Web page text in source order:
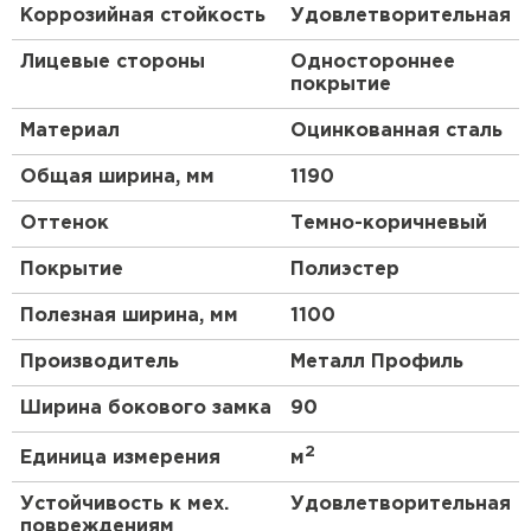
параметров металлопроката с покрытием
Полиэстер до 10 лет*.
Кровля защищена от механических
воздействий, так как в основе
металлочерепицы сталь толщиной 0.45 мм (с
учётом металла, цинкового и полимерного
слоя).
Декоративно-защитное покрытие Полиэстер
обеспечивает впечатляющие декоративные
характеристики.
Вы найдёте подходящий вариант для вашего
объекта строительства.
Металлочерепица МП Ламонтерра-XL (ПЭ-01-
Коррозийная стойкость Удовлетворительная
Лицевые стороны
Одностороннее
покрытие
Материал Оцинкованная сталь
Общая ширина, мм 1190
Оттенок Темно-коричневый
Покрытие Полиэстер
Полезная ширина, мм 1100
Производитель Металл Профиль
Ширина бокового замка 90
Единица измерения м2
Устойчивость к мех.
повреждениям
Удовлетворительная